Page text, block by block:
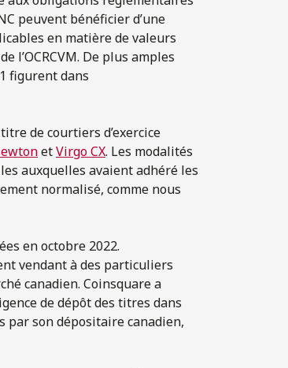
peuvent bénéficier d’une
en matière de valeurs
l’OCRCVM. De plus amples
figurent dans
de courtiers d’exercice
etVirgo CX. Les modalités
auxquelles avaient adhéré les
normalisé, comme nous
en octobre 2022.
vendant à des particuliers
canadien. Coinsquare a
de dépôt des titres dans
par son dépositaire canadien,